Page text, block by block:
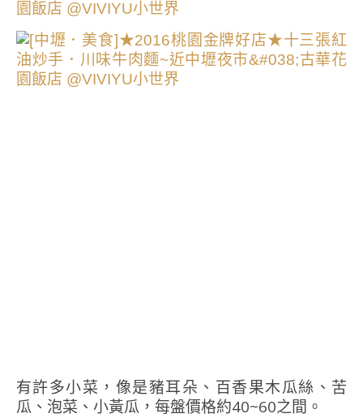
有許多小菜，像是豬耳朵、百香果木瓜絲、苦
瓜、泡菜、小黃瓜，每盤價格約40~60之間。